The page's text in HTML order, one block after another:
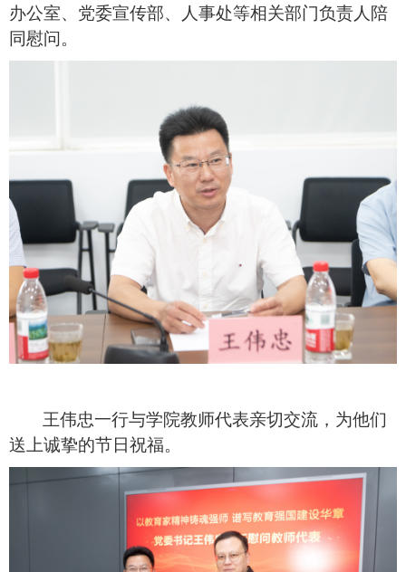
办公室、党委宣传部、人事处等相关部门负责人陪
同慰问。
王伟忠一行与学院教师代表亲切交流，为他们
送上诚挚的节日祝福。